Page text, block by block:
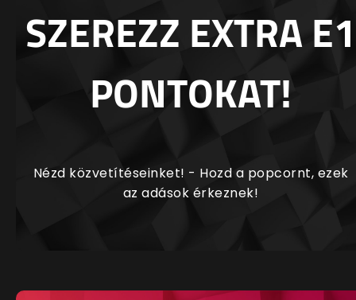
SZEREZZ EXTRA E1
PONTOKAT!
Nézd közvetítéseinket! - Hozd a popcornt, ezek
az adások érkeznek!